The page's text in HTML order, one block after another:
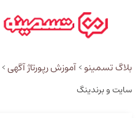
بلاگ تسمینو >آموزش رپورتاژ آگهی>
سایت و برندینگ